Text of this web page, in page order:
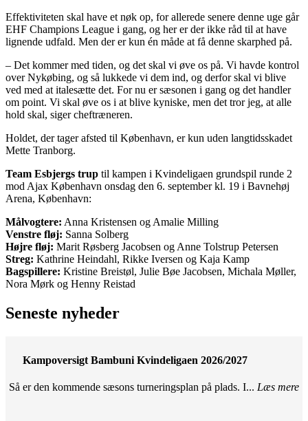
Effektiviteten skal have et nøk op, for allerede senere denne uge går
EHF Champions League i gang, og her er der ikke råd til at have
lignende udfald. Men der er kun én måde at få denne skarphed på.
– Det kommer med tiden, og det skal vi øve os på. Vi havde kontrol
over Nykøbing, og så lukkede vi dem ind, og derfor skal vi blive
ved med at italesætte det. For nu er sæsonen i gang og det handler
om point. Vi skal øve os i at blive kyniske, men det tror jeg, at alle
hold skal, siger cheftræneren.
Holdet, der tager afsted til København, er kun uden langtidsskadet
Mette Tranborg.
Team Esbjergs trup til kampen i Kvindeligaen grundspil runde 2
mod Ajax København onsdag den 6. september kl. 19 i Bavnehøj
Arena, København:
Målvogtere: Anna Kristensen og Amalie Milling
Venstre fløj: Sanna Solberg
Højre fløj: Marit Røsberg Jacobsen og Anne Tolstrup Petersen
Streg: Kathrine Heindahl, Rikke Iversen og Kaja Kamp
Bagspillere: Kristine Breistøl, Julie Bøe Jacobsen, Michala Møller,
Nora Mørk og Henny Reistad
Seneste nyheder
Kampoversigt Bambuni Kvindeligaen 2026/2027
Så er den kommende sæsons turneringsplan på plads. I... Læs mere